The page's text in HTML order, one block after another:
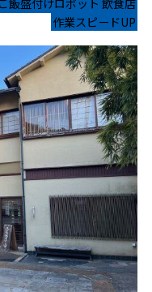
作業スピードUP